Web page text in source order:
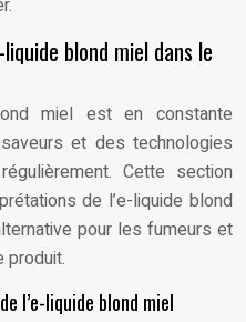
blond miel dans le
miel est en constante
et des technologies
Cette section
de l’e-liquide blond
pour les fumeurs et
produit.
l’e-liquide blond miel